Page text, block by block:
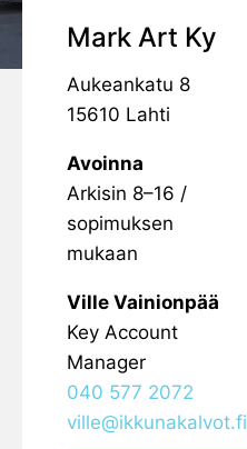
Mark Art Ky
Aukeankatu 8
15610 Lahti
Avoinna
Arkisin 8–16 /
sopimuksen
mukaan
Ville Vainionpää
Key Account
Manager
040 577 2072
ville@ikkunakalvot.fi